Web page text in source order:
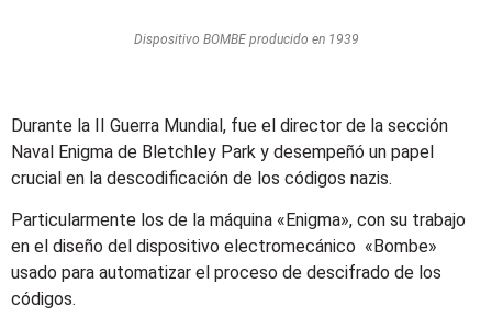
Dispositivo BOMBE producido en 1939
Durante la II Guerra Mundial, fue el director de la sección
Naval Enigma de Bletchley Park y desempeñó un papel
crucial en la descodificación de los códigos nazis.
Particularmente los de la máquina «Enigma», con su trabajo
en el diseño del dispositivo electromecánico «Bombe»
usado para automatizar el proceso de descifrado de los
códigos.